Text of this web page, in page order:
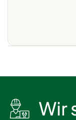
Wir